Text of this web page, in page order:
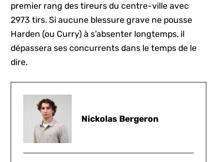
premier rang des tireurs du centre-ville avec
2973 tirs. Si aucune blessure grave ne pousse
Harden (ou Curry) à s’absenter longtemps, il
dépassera ses concurrents dans le temps de le
dire.
Nickolas Bergeron